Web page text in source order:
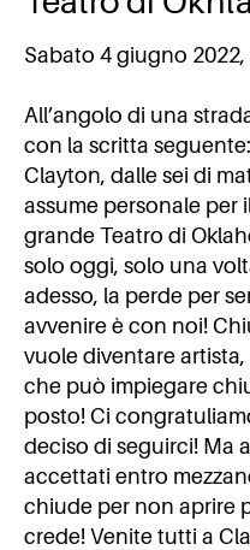
Sabato 4 giugno 2022,
All’angolo di una
con la scritta
Clayton, dalle sei di
assume personale per
grande Teatro di
solo oggi, solo una
adesso, la perde per
avvenire è con noi!
vuole diventare
che può impiegare
posto! Ci
deciso di seguirci! Ma
accettati entro
chiude per non aprire
crede! Venite tutti a